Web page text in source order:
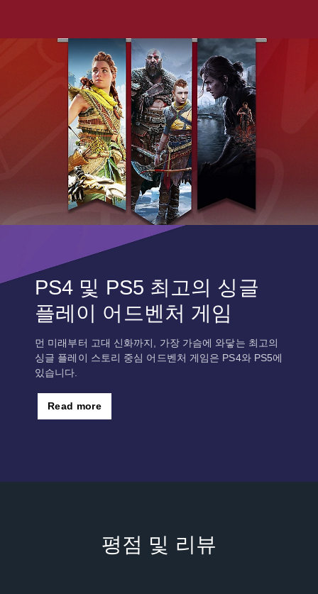
PS4 및 PS5 최고의 싱글
플레이 어드벤처 게임
먼 미래부터 고대 신화까지, 가장 가슴에 와닿는 최고의
싱글 플레이 스토리 중심 어드벤처 게임은 PS4와 PS5에
있습니다.
Read more
평점 및 리뷰